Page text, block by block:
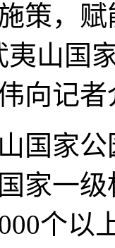
策，
夷山国
向记者
家公
家一
个以